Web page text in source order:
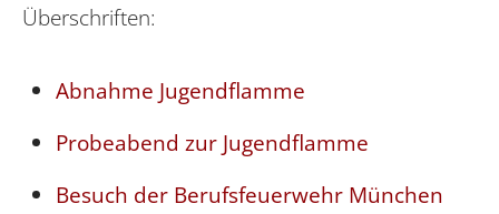
Überschriften:
Abnahme Jugendflamme
Probeabend zur Jugendflamme
Besuch der Berufsfeuerwehr München